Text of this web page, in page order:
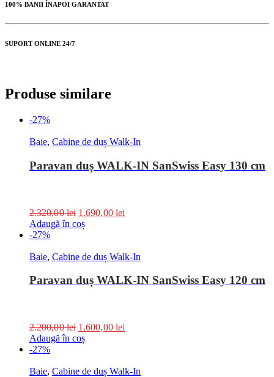
100% BANII ÎNAPOI GARANTAT
SUPORT ONLINE 24/7
Produse similare
-27%
Baie, Cabine de duș Walk-In
Paravan duș WALK-IN SanSwiss Easy 130 cm
2.320,00lei 1.690,00 lei
Adaugă în coș
-27%
Baie, Cabine de duș Walk-In
Paravan duș WALK-IN SanSwiss Easy 120 cm
2.200,00lei 1.600,00 lei
Adaugă în coș
-27%
Baie, Cabine de duș Walk-In